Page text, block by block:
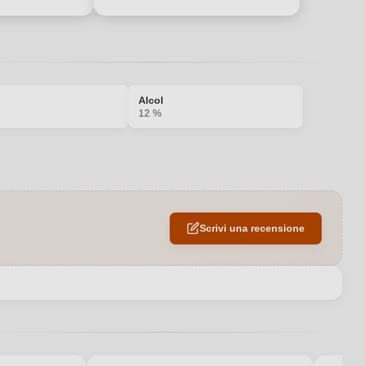
Alcol
12 %
EU
Rosso
10, 58024 Massa Marittima, Italia
Scrivi una recensione